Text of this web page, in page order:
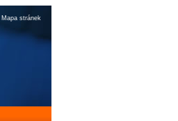
Mapa stránek